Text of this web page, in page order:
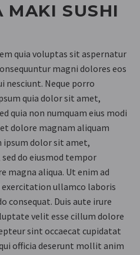
MAKI SUSHI
quia voluptas sit aspernatur
magni dolores eos
nesciunt. Neque porro
quia dolor sit amet,
quia non numquam eius modi
dolore magnam aliquam
ipsum dolor sit amet,
do eiusmod tempor
magna aliqua. Ut enim ad
ullamco laboris
consequat. Duis aute irure
velit esse cillum dolore
sint occaecat cupidatat
officia deserunt mollit anim